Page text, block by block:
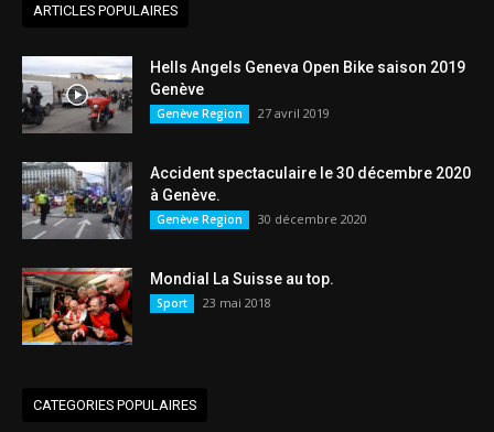
ARTICLES POPULAIRES
Hells Angels Geneva Open Bike saison 2019
Genève
Genève Region 27 avril 2019
Accident spectaculaire le 30 décembre 2020
à Genève.
Genève Region 30 décembre 2020
Mondial La Suisse au top.
Sport 23 mai 2018
CATEGORIES POPULAIRES